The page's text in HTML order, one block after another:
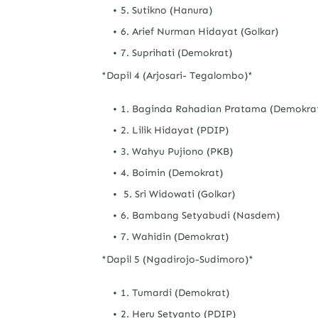
5. Sutikno (Hanura)
6. Arief Nurman Hidayat (Golkar)
7. Suprihati (Demokrat)
*Dapil 4 (Arjosari- Tegalombo)*
1. Baginda Rahadian Pratama
2. Lilik Hidayat (PDIP)
3. Wahyu Pujiono (PKB)
4. Boimin (Demokrat)
5. Sri Widowati (Golkar)
6. Bambang Setyabudi (Nasdem)
7. Wahidin (Demokrat)
*Dapil 5 (Ngadirojo-Sudimoro)*
1. Tumardi (Demokrat)
2. Heru Setyanto (PDIP)